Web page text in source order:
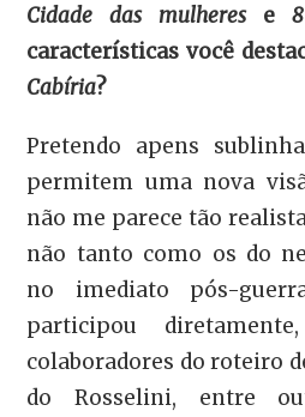
Cidade das mulherese
características você
Cabíria?
Pretendo apens
permitem uma nova
não me parece tão
não tanto como os do
no imediato pós-
participou
colaboradores do roteiro
do Rosselini, entre